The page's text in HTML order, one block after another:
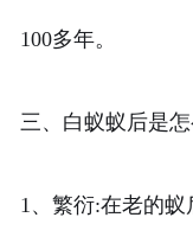
100多年。
三、白蚁蚁后是
1、繁衍:在老的